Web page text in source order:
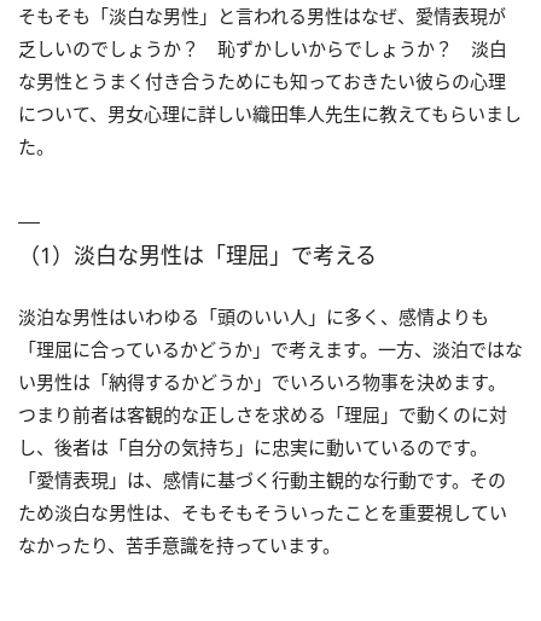
そもそも「淡白な男性」と言われる男性はなぜ、愛情表現が
乏しいのでしょうか？ 恥ずかしいからでしょうか？ 淡白
な男性とうまく付き合うためにも知っておきたい彼らの心理
について、男女心理に詳しい織田隼人先生に教えてもらいまし
た。
（1）淡白な男性は「理屈」で考える
淡泊な男性はいわゆる「頭のいい人」に多く、感情よりも
「理屈に合っているかどうか」で考えます。一方、淡泊ではな
い男性は「納得するかどうか」でいろいろ物事を決めます。
つまり前者は客観的な正しさを求める「理屈」で動くのに対
し、後者は「自分の気持ち」に忠実に動いているのです。
「愛情表現」は、感情に基づく行動主観的な行動です。その
ため淡白な男性は、そもそもそういったことを重要視してい
なかったり、苦手意識を持っています。